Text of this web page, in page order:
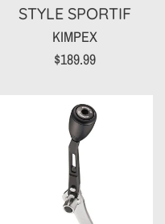
STYLE SPORTIF
KIMPEX
Prix
$189.99